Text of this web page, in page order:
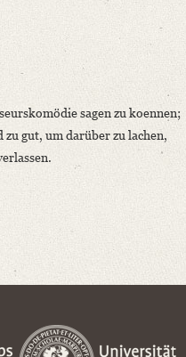
sagen zu koennen;
zu gut, um darüber zu lachen,